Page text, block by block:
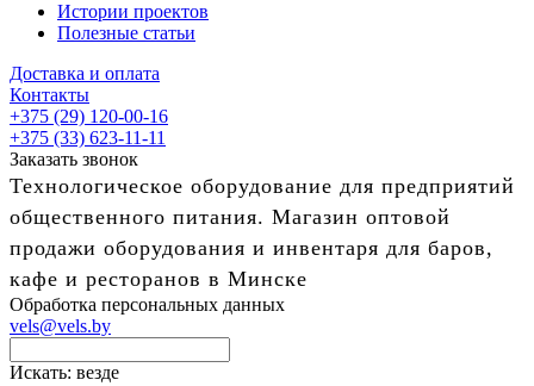
Истории проектов
Полезные статьи
Доставка и оплата
Контакты
+375 (29) 120-00-16
+375 (33) 623-11-11
Заказать звонок
Технологическое оборудование для предприятий
общественного питания. Магазин оптовой
продажи оборудования и инвентаря для баров,
кафе и ресторанов в Минске
Обработка персональных данных
vels@vels.by
Искать: везде